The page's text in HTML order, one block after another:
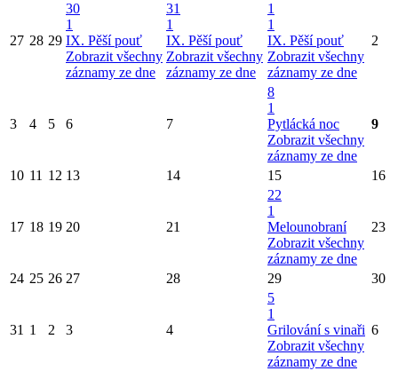
27 28 29
30
1
IX. Pěší pouť
Zobrazit všechny
záznamy ze dne
31
1
IX. Pěší pouť
Zobrazit všechny
záznamy ze dne
1
1
IX. Pěší pouť
Zobrazit všechny
záznamy ze dne
2
3 4 5 6 7
8
1
Pytlácká noc
Zobrazit všechny
záznamy ze dne
9
10 11 12 13 14 15 16
17 18 19 20 21
22
1
Melounobraní
Zobrazit všechny
záznamy ze dne
23
24 25 26 27 28 29 30
31 1 2 3 4
5
1
Grilování s vinaři
Zobrazit všechny
záznamy ze dne
6